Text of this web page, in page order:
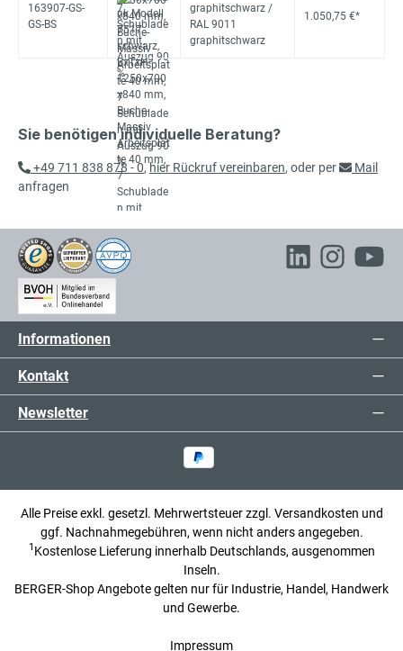
163907-GS-
GS-BS
graphitschwarz /
RAL 9011
graphitschwarz
1.050,75 €*
Sie benötigen individuelle Beratung?
+49 711 838 878 - 0,hier Rückruf vereinbaren, oder per
Mail
anfragen
Informationen
Kontakt
Newsletter
Alle Preise exkl. gesetzl. Mehrwertsteuer zzgl. Versandkosten und
ggf. Nachnahmegebühren, wenn nicht anders angegeben.
1 Kostenlose Lieferung innerhalb Deutschlands, ausgenommen
Inseln.
BERGER-Shop Angebote gelten nur für Industrie, Handel, Handwerk
und Gewerbe.
Impressum